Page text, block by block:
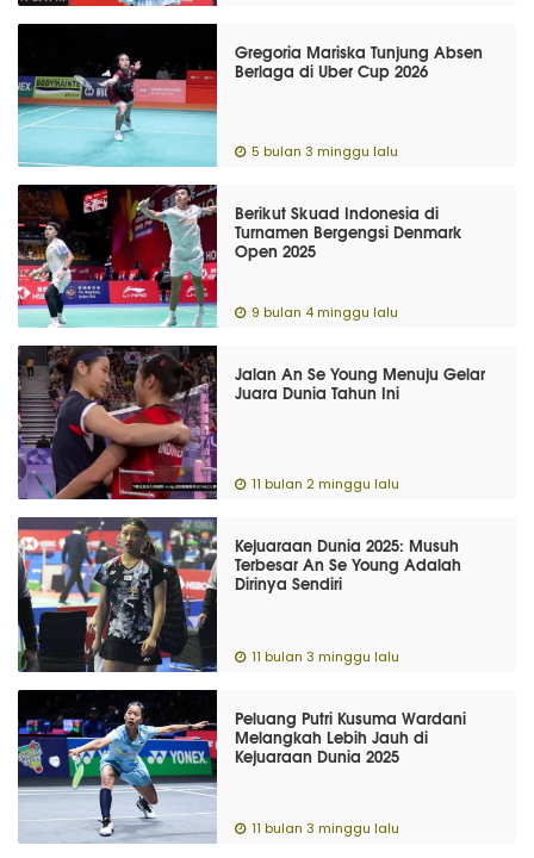
Gregoria Mariska Tunjung Absen
Berlaga di Uber Cup 2026
5 bulan 3 minggu lalu
Berikut Skuad Indonesia di
Turnamen Bergengsi Denmark
Open 2025
9 bulan 4 minggu lalu
Jalan An Se Young Menuju Gelar
Juara Dunia Tahun Ini
11 bulan 2 minggu lalu
Kejuaraan Dunia 2025: Musuh
Terbesar An Se Young Adalah
Dirinya Sendiri
11 bulan 3 minggu lalu
Peluang Putri Kusuma Wardani
Melangkah Lebih Jauh di
Kejuaraan Dunia 2025
11 bulan 3 minggu lalu